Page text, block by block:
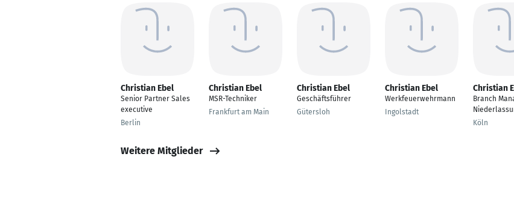
Christian Ebel
Senior Partner Sales
executive
Berlin
Christian Ebel
MSR-Techniker
Frankfurt am Main
Christian Ebel
Geschäftsführer
Gütersloh
Christian Ebel
Werkfeuerwehrmann
Ingolstadt
Christian
Branch
Köln
Weitere Mitglieder